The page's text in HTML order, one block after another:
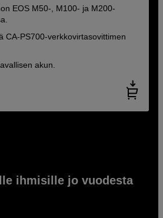
EOS M50-, M100- ja M200-
CA-PS700-verkkovirtasovittimen
akun.
ihmisille jo vuodesta